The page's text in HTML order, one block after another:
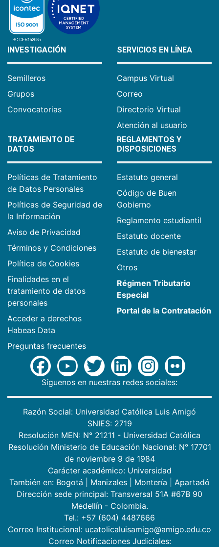
INVESTIGACIÓN
Semilleros
Grupos
Convocatorias
SERVICIOS EN LÍNEA
Campus Virtual
Correo
Directorio Virtual
Atención al usuario
TRATAMIENTO DE
DATOS
Políticas de Tratamiento
de Datos Personales
Políticas de Seguridad de
la Información
Aviso de Privacidad
Términos y Condiciones
Política de Cookies
Finalidades en el
tratamiento de datos
personales
Acceder a derechos
Habeas Data
Preguntas frecuentes
REGLAMENTOS Y
DISPOSICIONES
Estatuto general
Código de Buen
Gobierno
Reglamento estudiantil
Estatuto docente
Estatuto de bienestar
Otros
Régimen Tributario
Especial
Portal de la Contratación
Síguenos en nuestras redes sociales:
Razón Social: Universidad Católica Luis Amigó
SNIES: 2719
Resolución MEN: N° 21211 - Universidad Católica
Resolución Ministerio de Educación Nacional: N° 17701
de noviembre 9 de 1984
Carácter académico: Universidad
También en: Bogotá Manizales Montería
Apartadó
Dirección sede principal: Transversal 51A #67B 90
Medellín - Colombia.
Tel.: +57 (604) 4487666
Correo Institucional: ucatolicaluisamigo@amigo.edu.co
Correo Notificaciones Judiciales: